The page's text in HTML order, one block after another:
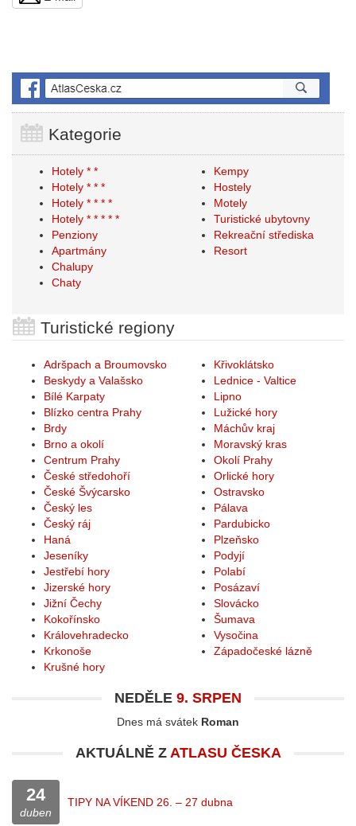
Kategorie
Hotely * *
Hotely * * *
Hotely * * * *
Hotely * * * * *
Penziony
Apartmány
Chalupy
Chaty
Kempy
Hostely
Motely
Turistické ubytovny
Rekreační střediska
Resort
Turistické regiony
Adršpach a Broumovsko
Beskydy a Valašsko
Bílé Karpaty
Blízko centra Prahy
Brdy
Brno a okolí
Centrum Prahy
České středohoří
České Švýcarsko
Český les
Český ráj
Haná
Jeseníky
Jestřebí hory
Jizerské hory
Jižní Čechy
Kokořínsko
Královehradecko
Krkonoše
Krušné hory
Křivoklátsko
Lednice - Valtice
Lipno
Lužické hory
Máchův kraj
Moravský kras
Okolí Prahy
Orlické hory
Ostravsko
Pálava
Pardubicko
Plzeňsko
Podyjí
Polabí
Posázaví
Slovácko
Šumava
Vysočina
Západočeské lázně
NEDĚLE 9. SRPEN
Dnes má svátek Roman
AKTUÁLNĚ Z ATLASU ČESKA
24
duben
TIPY NA VÍKEND 26. – 27 dubna